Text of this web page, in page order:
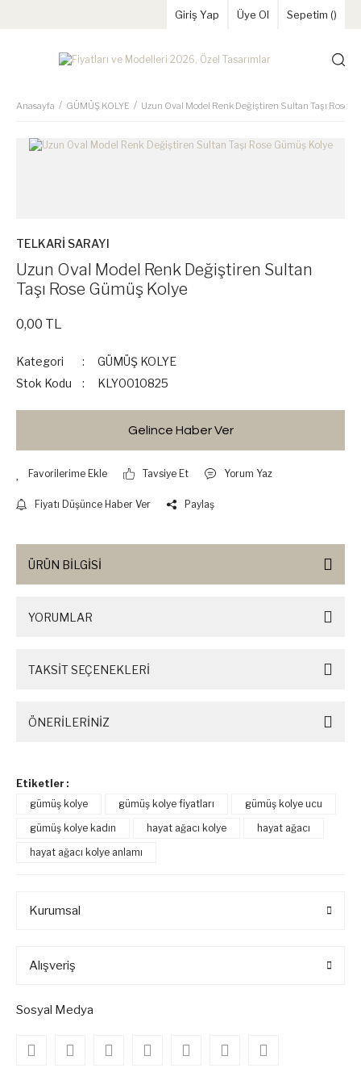
Giriş Yap Üye Ol Sepetim ()
Anasayfa GÜMÜŞ KOLYE Uzun Oval Model Renk Değiştiren Sultan Taşı Rose
TELKARİ SARAYI
Uzun Oval Model Renk Değiştiren Sultan
Taşı Rose Gümüş Kolye
0,00 TL
Kategori
GÜMÜŞ KOLYE
Stok Kodu
KLY0010825
Gelince Haber Ver
Tavsiye Et Yorum Yaz
Fiyatı Düşünce Haber Ver Paylaş
ÜRÜN BİLGİSİ
YORUMLAR
TAKSİT SEÇENEKLERİ
ÖNERİLERİNİZ
Etiketler :
gümüş kolye
gümüş kolye fiyatları
gümüş kolye ucu
gümüş kolye kadın
hayat ağacı kolye
hayat ağacı
hayat ağacı kolye anlamı
Kurumsal
Alışveriş
Sosyal Medya